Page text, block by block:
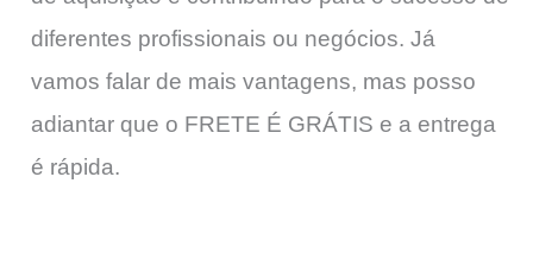
diferentes profissionais ou negócios. Já
vamos falar de mais vantagens, mas posso
adiantar que o FRETE É GRÁTIS e a entrega
é rápida.